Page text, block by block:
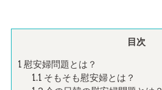
目次
1 慰安婦問題とは？
1.1 そもそも慰安婦とは？